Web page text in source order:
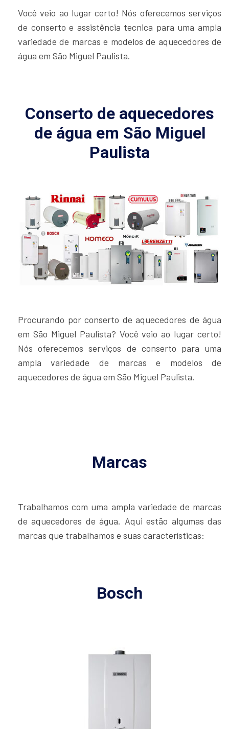
Você veio ao lugar certo! Nós oferecemos serviços
de conserto e assistência tecnica para uma ampla
variedade de marcas e modelos de aquecedores de
água em São Miguel Paulista.
Conserto de aquecedores
de água em São Miguel
Paulista
Procurando por conserto de aquecedores de água
em São Miguel Paulista? Você veio ao lugar certo!
Nós oferecemos serviços de conserto para uma
ampla variedade de marcas e modelos de
aquecedores de água em São Miguel Paulista.
Marcas
Trabalhamos com uma ampla variedade de marcas
de aquecedores de água. Aqui estão algumas das
marcas que trabalhamos e suas características:
Bosch